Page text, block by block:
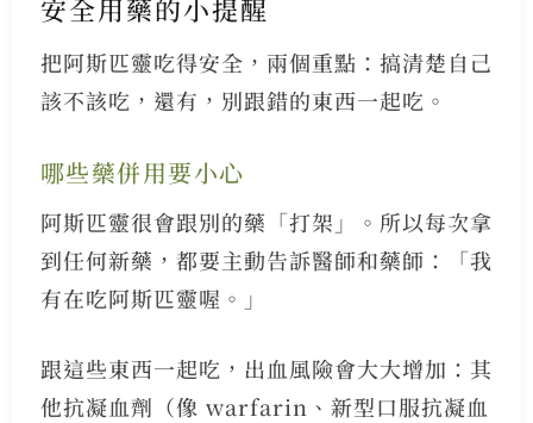
安全用藥的小提醒
把阿斯匹靈吃得安全，兩個重點：搞清楚自己
該不該吃，還有，別跟錯的東西一起吃。
哪些藥併用要小心
阿斯匹靈很會跟別的藥「打架」。所以每次拿
到任何新藥，都要主動告訴醫師和藥師：「我
有在吃阿斯匹靈喔。」
跟這些東西一起吃，出血風險會大大增加：其
他抗凝血劑（像 warfarin、新型口服抗凝血